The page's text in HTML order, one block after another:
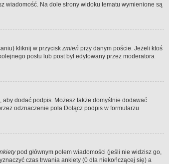
wiadomość. Na dole strony widoku tematu wymienione są
kliknij w przycisk zmień przy danym poście. Jeżeli ktoś
postu lub post był edytowany przez moderatora
aby dodać podpis. Możesz także domyślnie dodawać
odznaczenie pola Dołącz podpis w formularzu
pod głównym polem wiadomości (jeśli nie widzisz go,
czas trwania ankiety (0 dla niekończącej się) a